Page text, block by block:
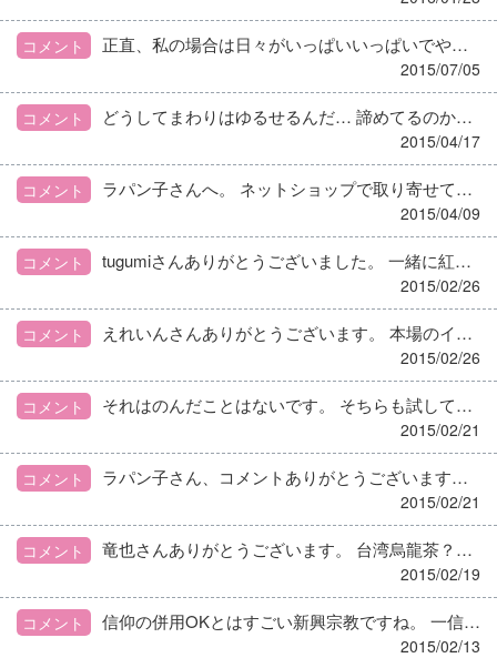
コメント 正直、私の場合は日々がいっぱいいっぱいでやるべき事=mission！て感じです。 栄養士会、子供会の仕事、去年は学童の会長もしてて目一杯でした。だから今は、迷う余裕がないというのが本音です。 栄養士会に行けば、行政、教育(大学教授)、学校(栄養教諭)…ハッキリ言ってこのメンバーでは児童福祉の給料は最下位だよねーと思うと笑えますが、それでも過去勤めたとこのなかでは最も良くて福利厚生もあるのが今の職場。 今は、我ながらそれなりによくやってるって思う自己満足もあって仕事を続けてます。
2015/07/05
コメント どうしてまわりはゆるせるんだ… 諦めてるのか、呆気にとられてるのか…
2015/04/17
コメント ラパン子さんへ。 ネットショップで取り寄せて、夢ふうき、飲んでみました。 おすすめのファーストフラッシュはソールドアウトでしたが、 シングルエステートは、紅茶だけどフレッシュな感じがして、 ちょっと緑茶の良いやつみたいで美味しかったです。 おにぎりにも違和感なく合ったので驚きました。 父には淹れるところから楽しんでほしかったのですが、 億劫がるので、ティーパックで飲んでもらうことにしました(^-^)
2015/04/09
コメント tugumiさんありがとうございました。 一緒に紅茶めぐりは、思い付かなかったです。 で、皆さんのアドバイスを見て考えたのは、父に勧めるには自分が紅茶党になる！ 珈琲なんかより紅茶の方が美味しいよ、ってくらい紅茶を好きになって淹れ方の研究をして、一緒に飲むことだなあ、と。 美味しい紅茶のお店を見つけて、お店の人にも淹れ方を聞いてみようと思います。
2015/02/26
コメント えれいんさんありがとうございます。 本場のイギリス人も認める紅茶、さらにAmazonで取り寄せられるところにひかれました。 気合い入れて、まずは自分が本当に美味しいって思って、珈琲から紅茶党になるくらいの気じゃないと、父にも勧められないんだなあ、とアドバイスを見て思いました。
2015/02/26
コメント それはのんだことはないです。 そちらも試してみます。 私はウーロン茶は淹れたことがないので、美味しい淹れ方も研究してみます。 何度もアドバイスありがとうございます。
2015/02/21
コメント ラパン子さん、コメントありがとうございます。 鹿児島にあるのですね。 絶対おいしそうな感じなので（！）ネットショップで取り寄せてみようかと思います。 書籍もあるようですし、お店も本当に良さそうで鹿児島に行きたいくらいです。 色々と試してみます。
2015/02/21
コメント 竜也さんありがとうございます。 台湾烏龍茶？と思い調べたら、ウーロンやプーアル、ジャスミンなど色々ありますね。 細工物の茶葉は私は大好きですが、父はジャスミンより凍頂烏龍茶の方を好みそうです。 一度実家で烏龍茶試してみます。
2015/02/19
コメント 信仰の併用OKとはすごい新興宗教ですね。 一信教の方たちが知ったら怒りそう…
2015/02/13